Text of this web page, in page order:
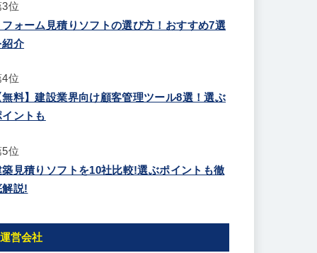
3位
フォーム見積りソフトの選び方！おすすめ7選
紹介
4位
無料】建設業界向け顧客管理ツール8選！選ぶ
イントも
5位
築見積りソフトを10社比較!選ぶポイントも徹
解説!
運営会社